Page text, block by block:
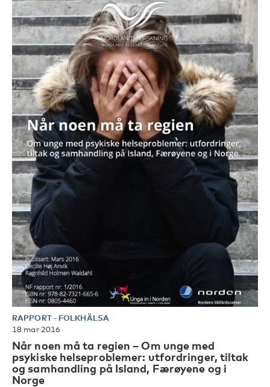
RAPPORT- FOLKHÄLSA
18 mar 2016
Når noen må ta regien – Om unge med
psykiske helseproblemer: utfordringer, tiltak
og samhandling på Island, Færøyene og i
Norge